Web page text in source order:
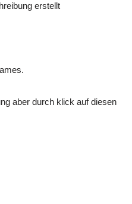
erstellt
aber durch klick auf diesen